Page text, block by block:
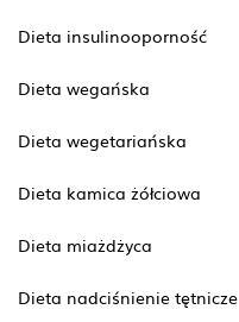
Dieta insulinooporność
Dieta wegańska
Dieta wegetariańska
Dieta kamica żółciowa
Dieta miażdżyca
Dieta nadciśnienie tętnicze